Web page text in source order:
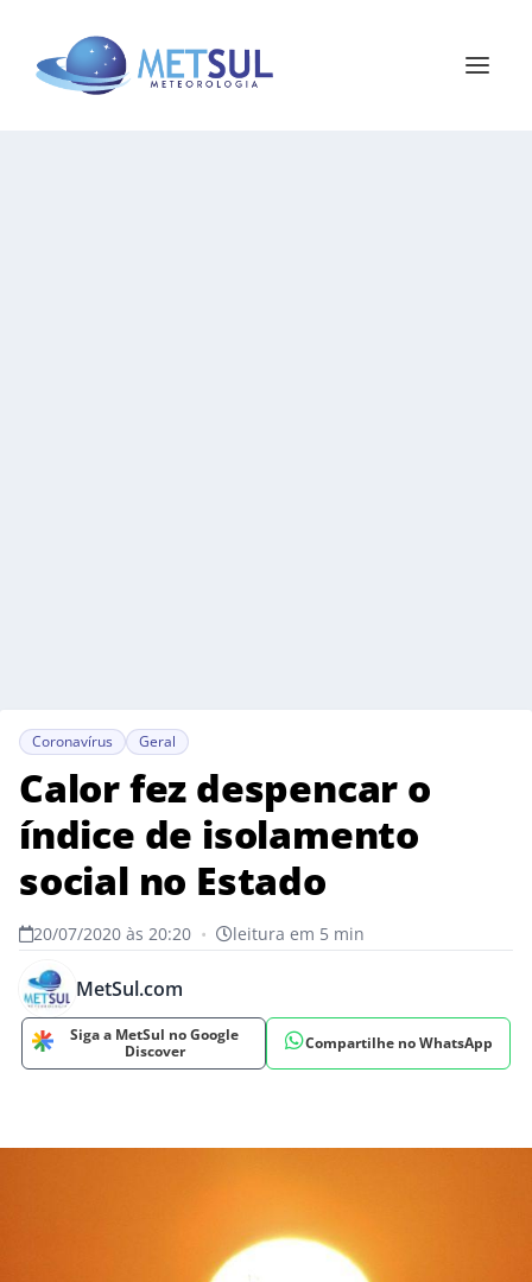
Coronavírus Geral
Calor fez despencar o
índice de isolamento
social no Estado
20/07/2020 às 20:20 • leitura em 5 min
MetSul.com
Siga a MetSul no Google
Discover
Compartilhe no WhatsApp